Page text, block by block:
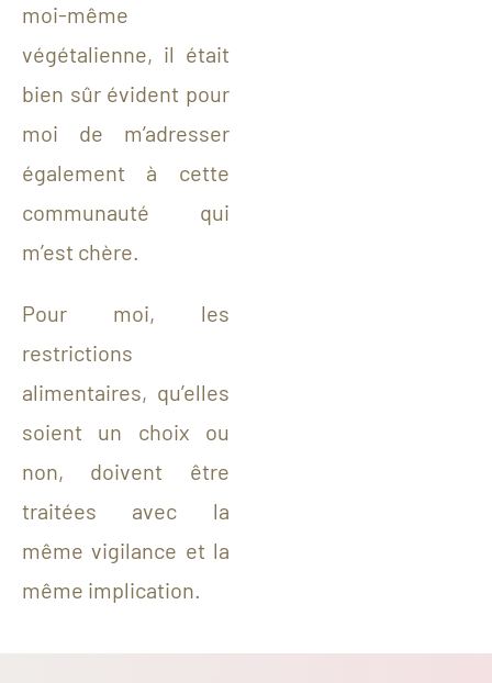
moi-même
végétalienne, il était
bien sûr évident pour
moi de m’adresser
également à cette
communauté qui
m’est chère.
Pour moi, les
restrictions
alimentaires, qu’elles
soient un choix ou
non, doivent être
traitées avec la
même vigilance et la
même implication.